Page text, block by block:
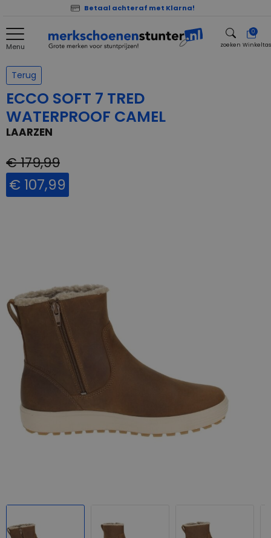
Betaal achteraf met Klarna!
Menu zoeken
0
Winkeltas
Terug
ECCO SOFT 7 TRED
WATERPROOF CAMEL
LAARZEN
€ 179,99
€ 107,99